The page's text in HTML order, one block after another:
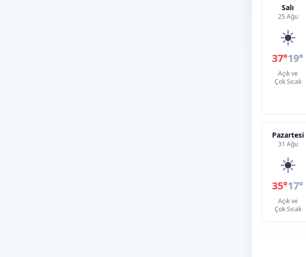
Salı
25 Ağu
☀️
37°19°
Açık ve
Çok Sıcak
Pazartesi
31 Ağu
☀️
35°17°
Açık ve
Çok Sıcak